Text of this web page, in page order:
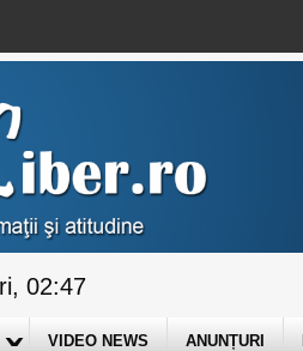
02:47
VIDEO NEWS ANUNȚURI